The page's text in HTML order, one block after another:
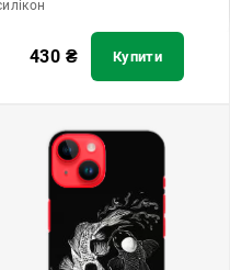
430 ₴ Купити